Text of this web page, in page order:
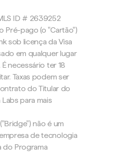
ID # 2639252
Pré-pago (o "Cartão")
sob licença da Visa
em qualquer lugar
necessário ter 18
Taxas podem ser
do Titular do
para mais
não é um
de tecnologia
do Programa